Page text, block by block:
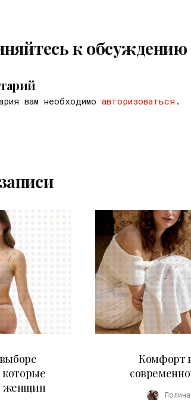
к обсуждению
вам необходимо авторизоваться .
женщин
Комфорт